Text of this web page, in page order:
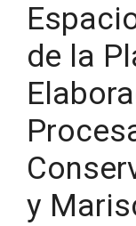
de la
y